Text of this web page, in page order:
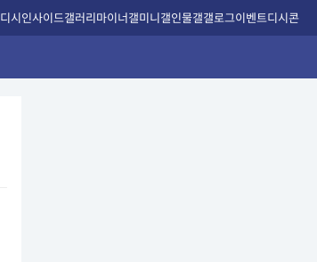
디시인사이드갤러리마이너갤미니갤인물갤갤로그이벤트디시콘